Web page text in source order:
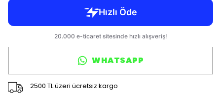
WHATSAPP
2500 TL üzeri ücretsiz kargo